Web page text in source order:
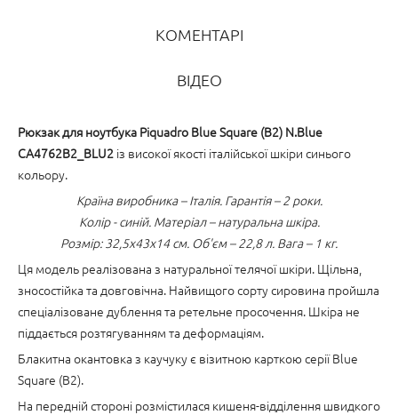
КОМЕНТАРІ
ВІДЕО
Рюкзак для ноутбука Piquadro Blue Square (B2) N.Blue
CA4762B2_BLU2 із високої якості італійської шкіри синього
кольору.
Країна виробника – Італія. Гарантія – 2 роки.
Колір - синій. Матеріал – натуральна шкіра.
Розмір: 32,5x43x14 см. Об'єм – 22,8 л. Вага – 1 кг.
Ця модель реалізована з натуральної телячої шкіри. Щільна,
зносостійка та довговічна. Найвищого сорту сировина пройшла
спеціалізоване дублення та ретельне просочення. Шкіра не
піддається розтягуванням та деформаціям.
Блакитна окантовка з каучуку є візитною карткою серії Blue
Square (B2).
На передній стороні розмістилася кишеня-відділення швидкого